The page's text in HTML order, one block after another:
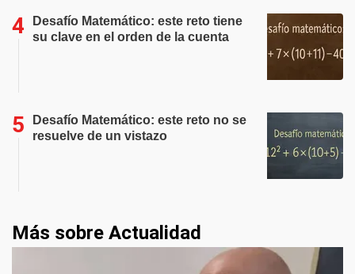
Desafío Matemático: este reto tiene
su clave en el orden de la cuenta
Desafío Matemático: este reto no se
resuelve de un vistazo
Más sobre Actualidad